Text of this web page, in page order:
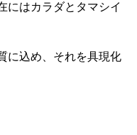
にはカラダとタマシイ
に込め、それを具現化